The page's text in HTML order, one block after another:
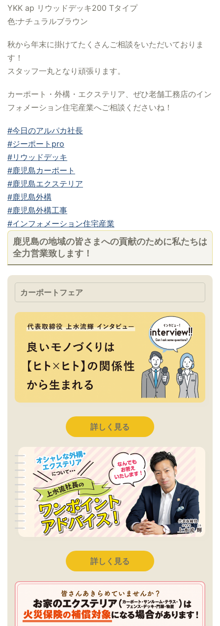
YKK ap リウッドデッキ200 Tタイプ
色:ナチュラルブラウン
秋から年末に掛けてたくさんご相談をいただいておりま
す！
スタッフ一丸となり頑張ります。
カーポート・外構・エクステリア、ぜひ老舗工務店のイン
フォメーション住宅産業へご相談くださいね！
#今日のアルパカ社長
#ジーポートpro
#リウッドデッキ
#鹿児島カーポート
#鹿児島エクステリア
#鹿児島外構
#鹿児島外構工事
#インフォメーション住宅産業
鹿児島の地域の皆さまへの貢献のために私たちは
全力営業致します！
カーポートフェア
詳しく見る
詳しく見る